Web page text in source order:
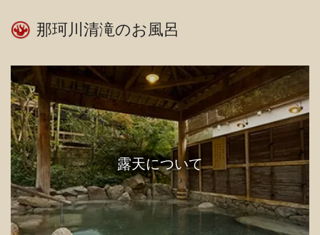
那珂川清滝のお風呂
露天について